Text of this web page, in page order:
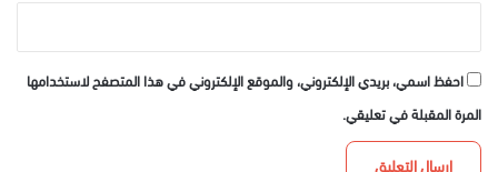
احفظ اسمي، بريدي الإلكتروني، والموقع الإلكتروني في هذا المتصفح لاستخدامها
المرة المقبلة في تعليقي.